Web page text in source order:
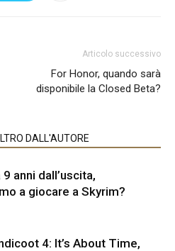
Articolo successivo
For Honor, quando sarà
disponibile la Closed Beta?
DALL'AUTORE
anni dall’uscita,
a giocare a Skyrim?
4: It’s About Time,